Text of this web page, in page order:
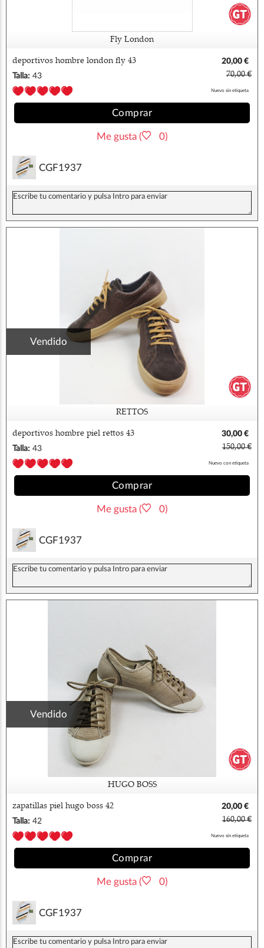
Fly London
deportivos hombre london fly 43
20,00 €
Talla: 43 70,00 €
Nuevo sin etiqueta
Comprar
Me gusta ( 0)
CGF1937
Vendido
RETTOS
deportivos hombre piel rettos 43
30,00 €
Talla: 43 150,00 €
Nuevo con etiqueta
Comprar
Me gusta ( 0)
CGF1937
Vendido
HUGO BOSS
zapatillas piel hugo boss 42
20,00 €
Talla: 42 160,00 €
Nuevo sin etiqueta
Comprar
Me gusta ( 0)
CGF1937